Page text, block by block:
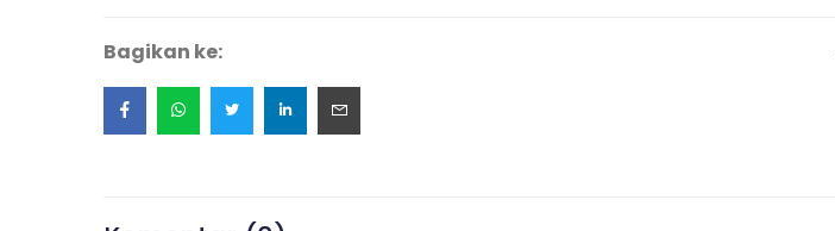
Bagikan ke: